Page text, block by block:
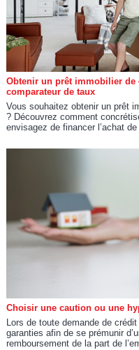
Obtenir un prêt immobilier de
comparateur de taux
Vous souhaitez obtenir un prêt
? Découvrez comment
envisagez de financer l’achat
Choisir une caution ou une
Lors de toute demande de
garanties afin de se prémunir
remboursement de la part de